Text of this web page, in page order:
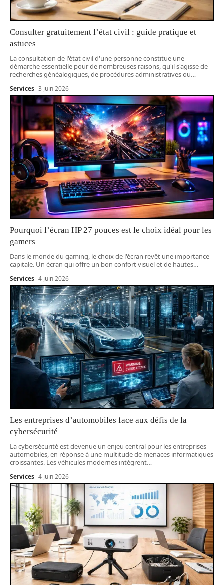
Consulter gratuitement l’état civil : guide pratique et
astuces
La consultation de l'état civil d'une personne constitue une
démarche essentielle pour de nombreuses raisons, qu'il s'agisse de
recherches généalogiques, de procédures administratives ou…
Services 3 juin 2026
Pourquoi l’écran HP 27 pouces est le choix idéal pour les
gamers
Dans le monde du gaming, le choix de l'écran revêt une importance
capitale. Un écran qui offre un bon confort visuel et de hautes…
Services 4 juin 2026
Les entreprises d’automobiles face aux défis de la
cybersécurité
La cybersécurité est devenue un enjeu central pour les entreprises
automobiles, en réponse à une multitude de menaces informatiques
croissantes. Les véhicules modernes intègrent…
Services 4 juin 2026